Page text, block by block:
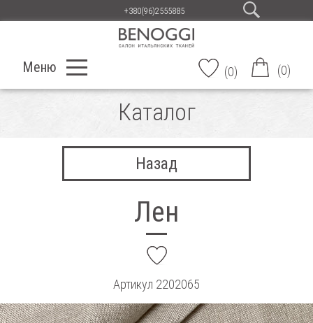
+380(96)2555885
Меню (0) (0)
Каталог
Назад
Лен
Артикул 2202065